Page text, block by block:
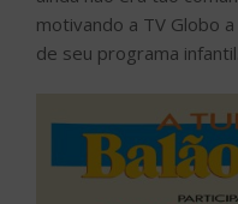
motivando a TV Globo
de seu programa infantil.